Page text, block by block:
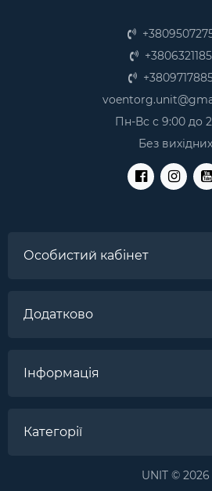
Пн-Вс с 9:00 до
Без вихідних
Особистий кабінет
Додатково
Інформація
Категорії
UNIT © 2026